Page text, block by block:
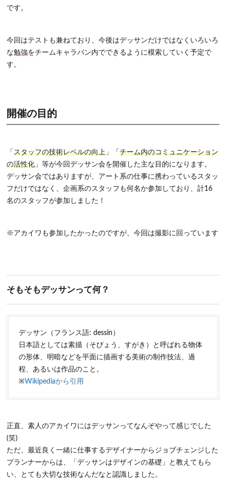
です。
今回はテストも兼ねており、今後はデッサンだけではなくいろいろ
な勉強をチームキャラバン内でできるように模索していく予定で
す。
開催の目的
「スタッフの技術レベルの向上 」「チーム内のコミュニケーション
の活性化 」等が今回デッサン会を開催した主な目的になります。
デッサン会ではありますが、アート系の仕事に携わっているスタッ
フだけではなく、企画系のスタッフも何名か参加しており、計16
名のスタッフが参加しました！
※アカイワも参加したかったのですが、今回は撮影に回っています
そもそもデッサンって何？
デッサン（フランス語: dessin）
日本語としては素描（そびょう、すがき）と呼ばれる物体
の形体、明暗などを平面に描画する美術の制作技法、過
程、あるいは作品のこと。
※Wikipediaから引用
正直、素人のアカイワにはデッサンってなんぞやって感じでした
(笑)
ただ、最近良く一緒に仕事するデザイナーからジョブチェンジした
プランナーからは、「デッサンはデザインの基礎」と教えてもら
い、とても大切な技術なんだなと認識しました。